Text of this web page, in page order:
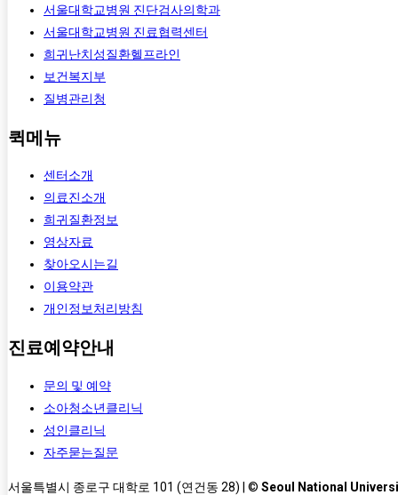
서울대학교병원 진단검사의학과
서울대학교병원 진료협력센터
희귀난치성질환헬프라인
보건복지부
질병관리청
퀵메뉴
센터소개
의료진소개
희귀질환정보
영상자료
찾아오시는길
이용약관
개인정보처리방침
진료예약안내
문의 및 예약
소아청소년클리닉
성인클리닉
자주묻는질문
서울특별시 종로구 대학로 101 (연건동 28) | © Seoul National